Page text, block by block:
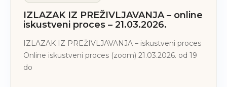
IZLAZAK IZ PREŽIVLJAVANJA – online
iskustveni proces – 21.03.2026.
IZLAZAK IZ PREŽIVLJAVANJA – iskustveni proces
Online iskustveni proces (zoom) 21.03.2026. od 19
do